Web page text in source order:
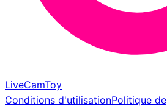
LiveCamToy
Conditions d'utilisationPolitique de